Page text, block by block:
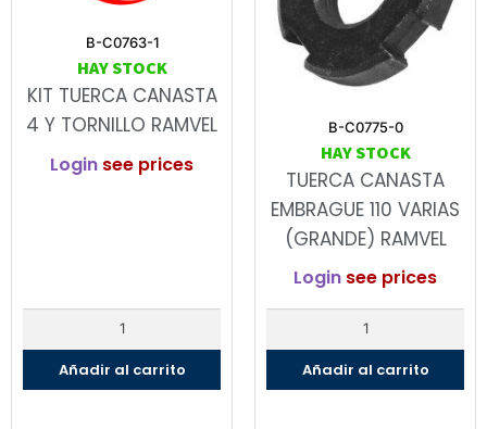
B-C0763-1
HAY STOCK
KIT TUERCA CANASTA
4 Y TORNILLO RAMVEL
Login see prices
Añadir al carrito
B-C0775-0
HAY STOCK
TUERCA CANASTA
EMBRAGUE 110 VARIAS
(GRANDE) RAMVEL
Login see prices
Añadir al carrito